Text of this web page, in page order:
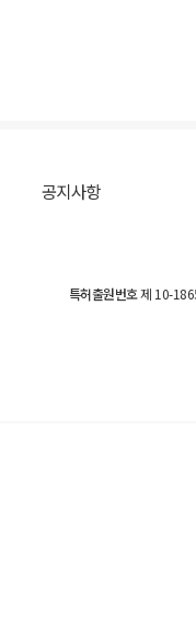
공지사항
특허출원번호제 10-